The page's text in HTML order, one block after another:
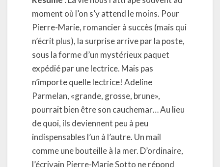
moment où l’on s’y attend le moins. Pour
Pierre-Marie, romancier à succès (mais qui
n’écrit plus), la surprise arrive par la poste,
sous la forme d’un mystérieux paquet
expédié par une lectrice. Mais pas
n’importe quelle lectrice! Adeline
Parmelan, «grande, grosse, brune»,
pourrait bien être son cauchemar… Au lieu
de quoi, ils deviennent peu à peu
indispensables l’un à l’autre. Un mail
comme une bouteille à la mer. D’ordinaire,
l’écrivain Pierre-Marie Sotto ne répond